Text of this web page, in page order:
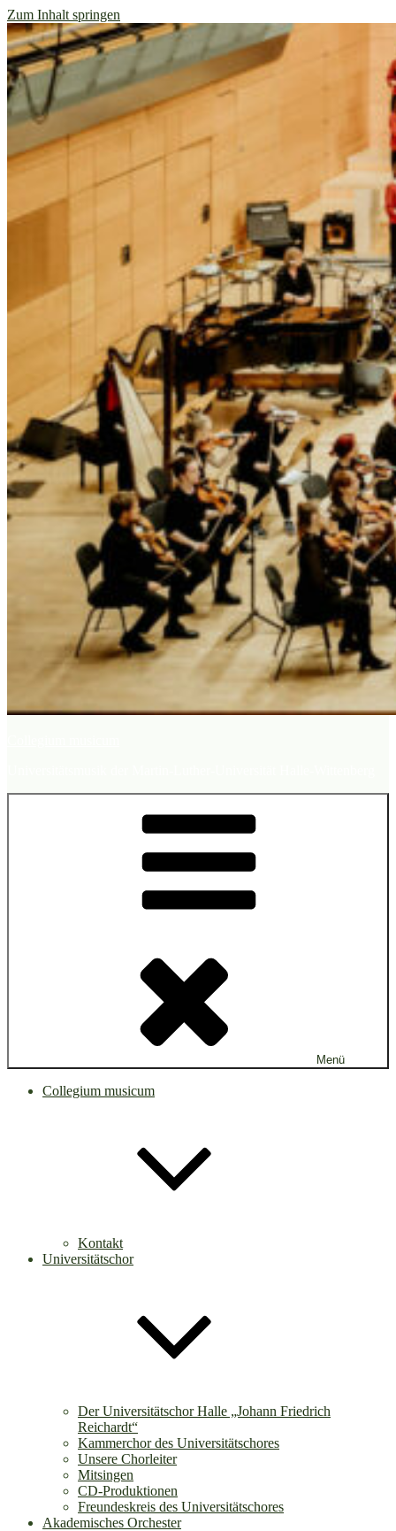
Zum Inhalt springen
Menü
Collegium musicum
Kontakt
Universitätschor
Der Universitätschor Halle „Johann Friedrich
Reichardt“
Kammerchor des Universitätschores
Unsere Chorleiter
Mitsingen
CD-Produktionen
Freundeskreis des Universitätschores
Akademisches Orchester